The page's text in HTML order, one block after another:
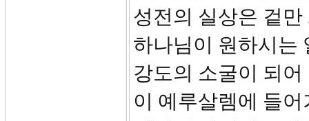
성전의 실상은 겉
하나님이 원하시는
강도의 소굴이 되
이 예루살렘에 들